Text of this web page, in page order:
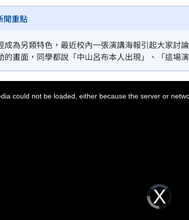
自用 國中會計主任逆轉無罪 09:56
中心！馬斯克喊只用輝達晶片 09:49
處旁亮刀！警逮人竟是通緝犯 09:46
聞重點
成為另類特色，最近校內一張演講海報引起大家討
的畫面，同學都說「中山呂布本人出現」、「這場
功，畫面被拍下成為第二集！
Video
Player
is
loading.
could not be loaded, either because the server or